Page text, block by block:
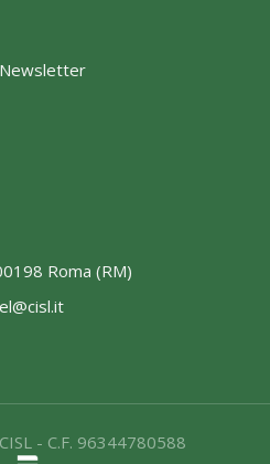
Roma (RM)
- C.F. 96344780588